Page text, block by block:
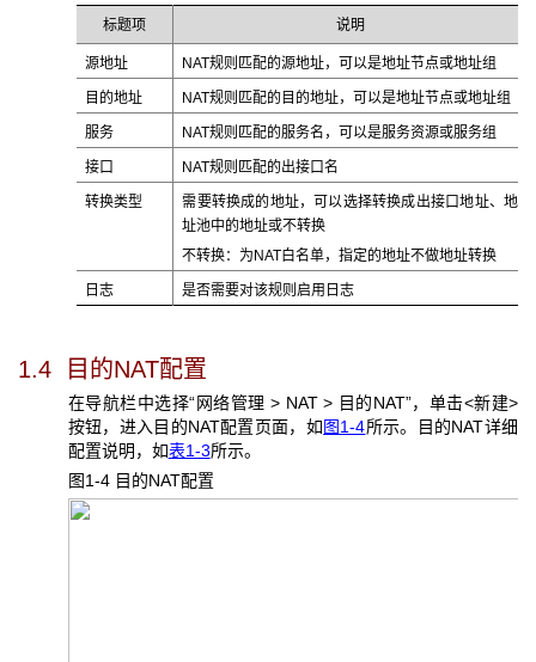
标题项 说明
源地址 NAT规则匹配的源地址，可以是地址节点或地址组
目的地址 NAT规则匹配的目的地址，可以是地址节点或地址组
服务 NAT规则匹配的服务名，可以是服务资源或服务组
接口 NAT规则匹配的出接口名
转换类型
需要转换成的地址，可以选择转换成出接口地址、地
址池中的地址或不转换
不转换：为NAT白名单，指定的地址不做地址转换
日志 是否需要对该规则启用日志
1.4 目的NAT配置
在导航栏中选择“网络管理 > NAT > 目的NAT”，单击<新建>
按钮，进入目的NAT配置页面，如图1-4所示。目的NAT详细
配置说明，如表1-3所示。
图1-4 目的NAT配置